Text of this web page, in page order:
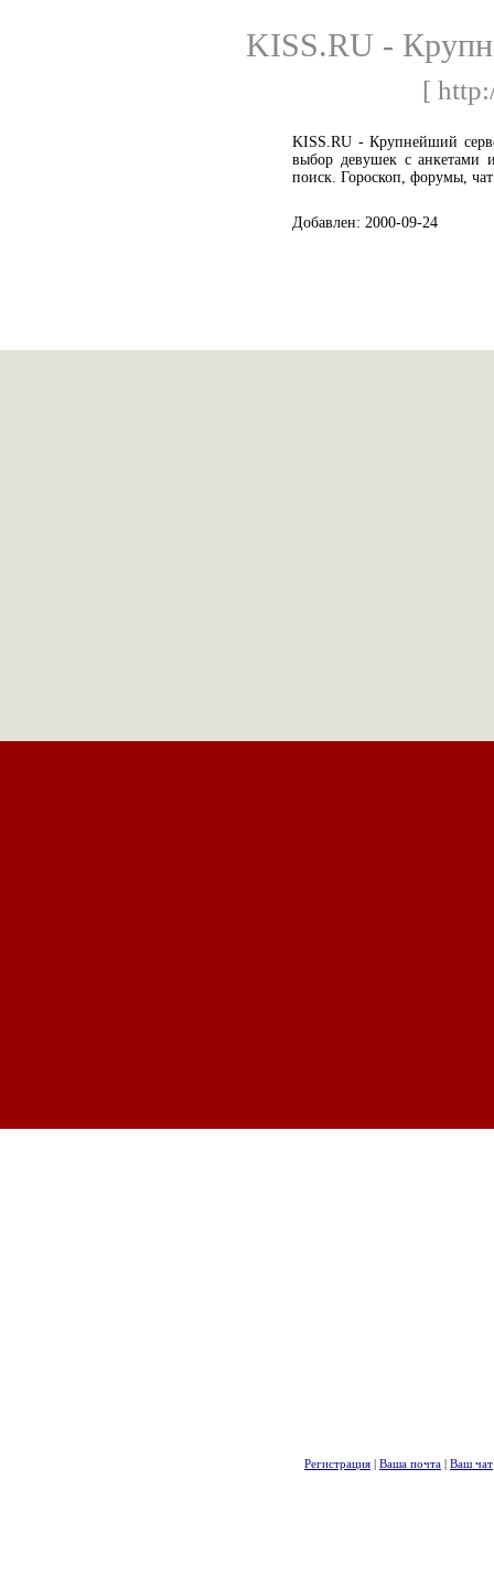
KISS.RU -
[
KISS.RU - Крупнейший
выбор девушек с анкетами
поиск. Гороскоп, форумы,
Добавлен: 2000-09-24
Регистрация | Ваша почта | Ваш чат